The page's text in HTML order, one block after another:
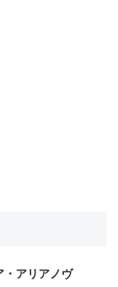
・アリアノヴ